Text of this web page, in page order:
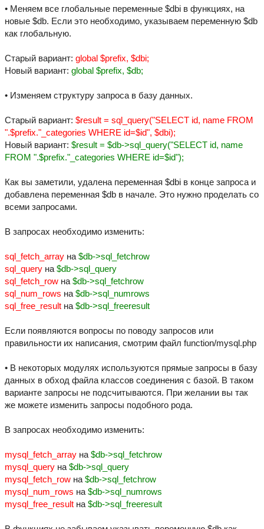
• Меняем все глобальные переменные $dbi в функциях, на
новые $db. Если это необходимо, указываем переменную $db
как глобальную.
Старый вариант: global $prefix, $dbi;
Новый вариант: global $prefix, $db;
• Изменяем структуру запроса в базу данных.
Старый вариант: $result = sql_query("SELECT id, name FROM
".$prefix."_categories WHERE id=$id", $dbi);
Новый вариант: $result = $db->sql_query("SELECT id, name
FROM ".$prefix."_categories WHERE id=$id");
Как вы заметили, удалена переменная $dbi в конце запроса и
добавлена переменная $db в начале. Это нужно проделать со
всеми запросами.
В запросах необходимо изменить:
sql_fetch_array на $db->sql_fetchrow
sql_query на $db->sql_query
sql_fetch_row на $db->sql_fetchrow
sql_num_rows на $db->sql_numrows
sql_free_result на $db->sql_freeresult
Если появляются вопросы по поводу запросов или
правильности их написания, смотрим файл function/mysql.php
• В некоторых модулях используются прямые запросы в базу
данных в обход файла классов соединения с базой. В таком
варианте запросы не подсчитываются. При желании вы так
же можете изменить запросы подобного рода.
В запросах необходимо изменить:
mysql_fetch_array на $db->sql_fetchrow
mysql_query на $db->sql_query
mysql_fetch_row на $db->sql_fetchrow
mysql_num_rows на $db->sql_numrows
mysql_free_result на $db->sql_freeresult